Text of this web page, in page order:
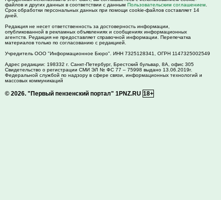
файлов и других данных в соответствии с данным Пользовательским соглашением
Срок обработки персональных данных при помощи cookie-файлов составляет 14
дней.
Редакция не несет ответственность за достоверность информации,
опубликованной в рекламных объявлениях и сообщениях информационных
агентств. Редакция не предоставляет справочной информации. Перепечатка
материалов только по согласованию с редакцией.
Учредитель ООО "Информационное Бюро". ИНН 7325128341, ОГРН 1147325002549
Адрес редакции: 198332 г. Санкт-Петербург, Брестский бульвар, 8А, офис 305
Свидетельство о регистрации СМИ ЭЛ № ФС 77 – 75998 выдано 13.06.2019г.
Федеральной службой по надзору в сфере связи, информационных технологий и
массовых коммуникаций
© 2026. "Первый пензенский портал" 1PNZ.RU 18+